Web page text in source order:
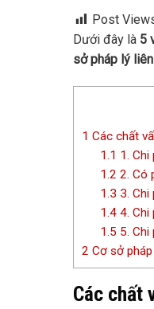
Post
Dưới đây là 5
sở pháp lý
1 Các chất
1.1 1.
1.2 2. Có
1.3 3.
1.4 4. Chi
1.5 5.
2 Cơ sở
Các chất